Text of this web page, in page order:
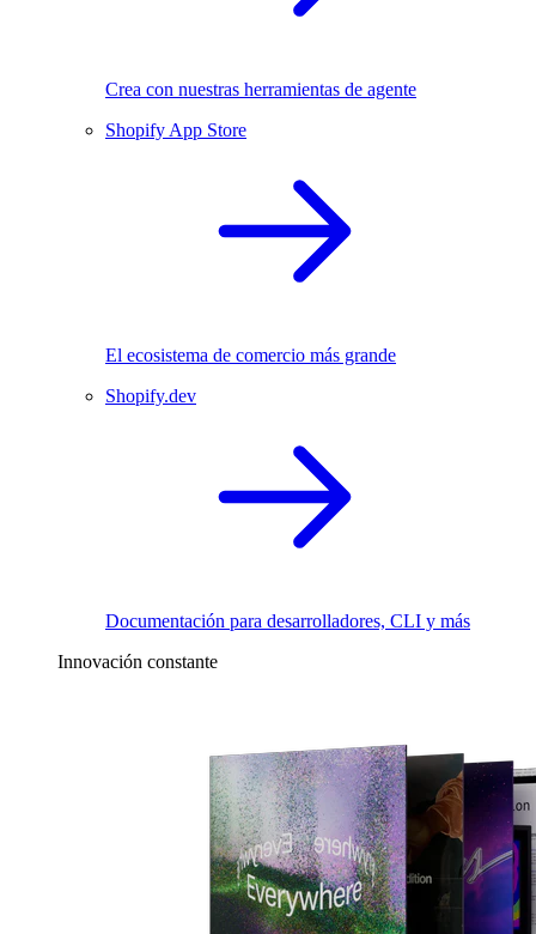
Crea con nuestras herramientas de agente
Shopify App Store
El ecosistema de comercio más grande
Shopify.dev
Documentación para desarrolladores, CLI y más
Innovación constante